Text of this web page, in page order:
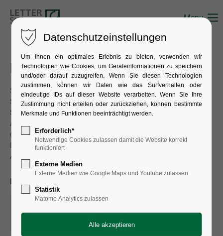
Menu
Künstler
Suchen Sie nach einem Künstler, der mit Werken in unserer
Sammlung vertreten ist.
Sie können den vollständigen Namen, einen
Anfangsbuchstaben oder ein Anfangsfragment eingeben
(nach dem Muster Nachname, Vorname).
Die Erfassung der Künstlernamen folgt dem Standard des
Allgemeinen Künstlerlexikons AKL.
Nachname:
J K L M
W X Y
Datenschutzeinstellungen
Um Ihnen ein optimales Erlebnis zu bieten, verwenden wir
Technologien wie Cookies, um Geräteinformationen zu speichern
und/oder darauf zuzugreifen. Wenn Sie diesen Technologien
zustimmen, können wir Daten wie das Surfverhalten oder
eindeutige IDs auf dieser Website verarbeiten. Wenn Sie Ihre
Zustimmung nicht erteilen oder zurückziehen, können bestimmte
Merkmale und Funktionen beeinträchtigt werden.
Erforderlich*
Notwendige Cookies zulassen damit die Website korrekt
funktioniert
Externe Medien
Externe Medien wie Google Maps und Youtube zulassen
Statistik
Matomo Analytics zulassen